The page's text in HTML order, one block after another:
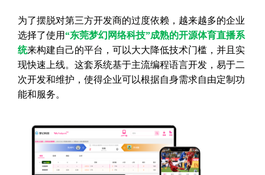
为了摆脱对第三方开发商的过度依赖，越来越多的企业
选择了使用“东莞梦幻网络科技”成熟的开源体育直播系
统来构建自己的平台，可以大大降低技术门槛，并且实
现快速上线。这套系统基于主流编程语言开发，易于二
次开发和维护，使得企业可以根据自身需求自由定制功
能和服务。